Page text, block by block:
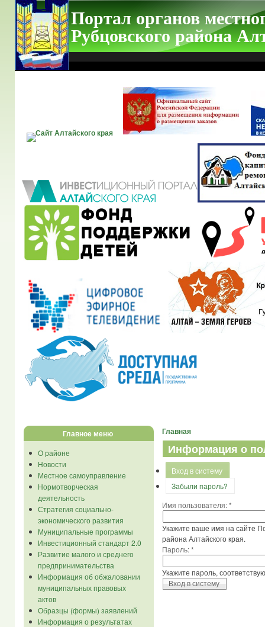
Портал органов
Рубцовского района
Главное меню
О районе
Новости
Местное самоуправление
Нормотворческая
деятельность
Стратегия социально-
экономического развития
Муниципальные программы
Инвестиционный стандарт 2.0
Развитие малого и среднего
предпринимательства
Информация об обжаловании
муниципальных правовых
актов
Образцы (формы) заявлений
Информация о результатах
Главная
Информация о
Вход в систему
Забыли пароль?
Имя пользователя:*
Укажите ваше имя на сайте
района Алтайского края.
Пароль:*
Укажите пароль,